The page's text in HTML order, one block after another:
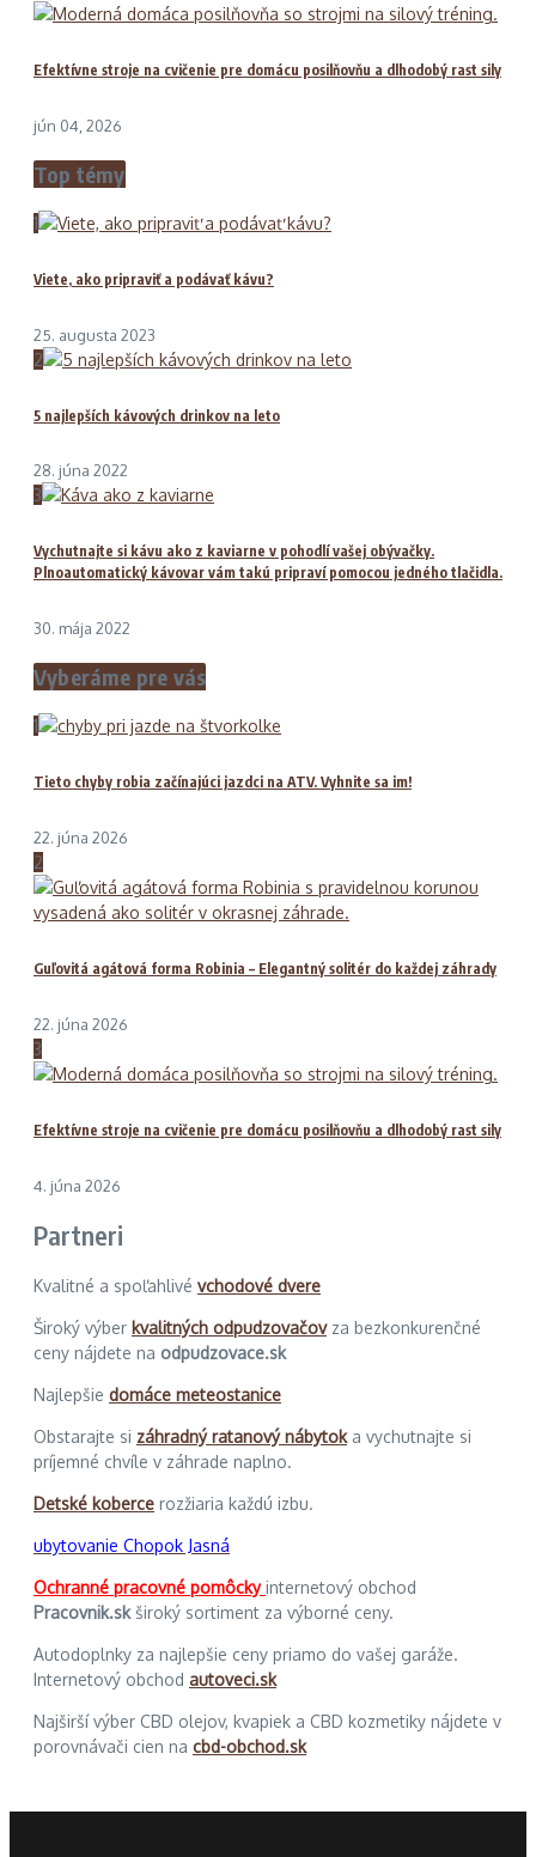
Efektívne stroje na cvičenie pre domácu posilňovňu a dlhodobý rast sily
jún 04, 2026
Top témy
1
Viete, ako pripraviť a podávať kávu?
25. augusta 2023
2
5 najlepších kávových drinkov na leto
28. júna 2022
3
Vychutnajte si kávu ako z kaviarne v pohodlí vašej obývačky.
Plnoautomatický kávovar vám takú pripraví pomocou jedného tlačidla.
30. mája 2022
Vyberáme pre vás
1
Tieto chyby robia začínajúci jazdci na ATV. Vyhnite sa im!
22. júna 2026
2
Guľovitá agátová forma Robinia – Elegantný solitér do každej záhrady
22. júna 2026
3
Efektívne stroje na cvičenie pre domácu posilňovňu a dlhodobý rast sily
4. júna 2026
Partneri
Kvalitné a spoľahlivé vchodové dvere
Široký výber kvalitných odpudzovačovza bezkonkurenčné
ceny nájdete na odpudzovace.sk
Najlepšie domáce meteostanice
Obstarajte si záhradný ratanový nábytoka vychutnajte si
príjemné chvíle v záhrade naplno.
Detské koberce rozžiaria každú izbu.
ubytovanie Chopok Jasná
Ochranné pracovné pomôckyinternetový obchod
Pracovnik.skširoký sortiment za výborné ceny.
Autodoplnky za najlepšie ceny priamo do vašej garáže.
Internetový obchod autoveci.sk
Najširší výber CBD olejov, kvapiek a CBD kozmetiky nájdete v
porovnávači cien na cbd-obchod.sk